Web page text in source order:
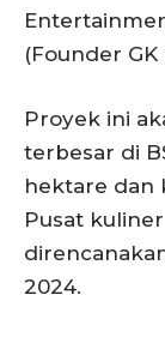
(Founder GK
Proyek ini
terbesar di
hektare dan
Pusat
2024.